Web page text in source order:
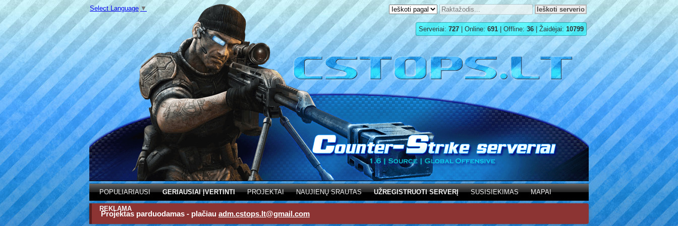
Select Language ▼
Serveriai: 727 | Online: 691 | Offline: 36 | Žaidėjai: 10799
POPULIARIAUSI GERIAUSIAI ĮVERTINTI PROJEKTAI NAUJIENŲ SRAUTAS UŽREGISTRUOTI SERVERĮ SUSISIEKIMAS MAPAI
REKLAMA
Projektas parduodamas - plačiau adm.cstops.lt@gmail.com